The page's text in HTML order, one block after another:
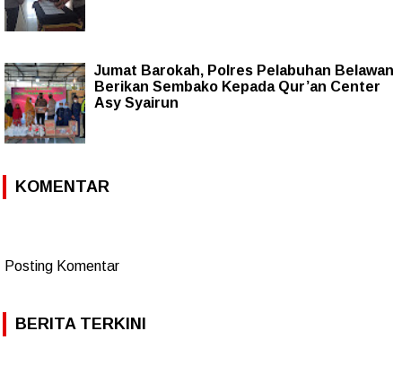
Jumat Barokah, Polres Pelabuhan Belawan
Berikan Sembako Kepada Qur’an Center
Asy Syairun
KOMENTAR
Posting Komentar
BERITA TERKINI